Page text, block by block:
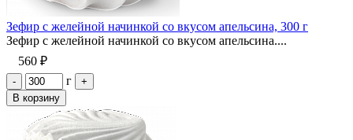
Зефир с желейной начинкой со вкусом апельсина, 300 г
Зефир с желейной начинкой со вкусом апельсина....
560 ₽
- г
+
В корзину